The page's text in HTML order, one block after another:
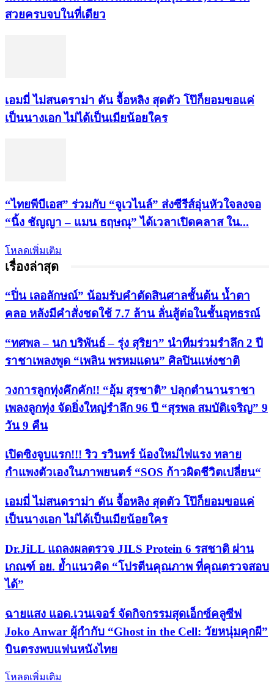
สวยครบจบในที่เดียว
เอมมี่ ไม่สนดราม่า ดัน จื้อหลิง สุดตัว โป๊ก็ยอมขอแค่
เป็นนางเอก ไม่ได้เป็นเมียน้อยใคร
“ไทยพีบีเอส” ร่วมกับ “จูเวไนล์” ส่งซีรีส์อุ่นหัวใจลงจอ
“นิ้ง ชัญญา – แมน ธฤษณุ” ได้เวลาเปิดคลาส ใน...
โหลดเพิ่มเติม
เรื่องล่าสุด
“ปิ่น เลอลักษณ์” น้อมรับคำตัดสินศาลชั้นต้น น้ำตา
คลอ หลังมีคำสั่งชดใช้ 7.7 ล้าน ลั่นสู้ต่อในชั้นอุทธรณ์
“ทศพล – นก บริพันธ์ – รุ่ง สุริยา” นำทีมร่วมรำลึก 2 ปี
ราชาเพลงพูด “เพลิน พรหมแดน” ศิลปินแห่งชาติ
วงการลูกทุ่งคึกคัก!! “อุ้ม สุรชาติ” ปลุกตำนานราชา
เพลงลูกทุ่ง จัดยิ่งใหญ่รำลึก 96 ปี “สุรพล สมบัติเจริญ” 9
วัน 9 คืน
เปิดซิงจูบแรก!!! ริว รวินทร์ น้องใหม่ไฟแรง ทลาย
กำแพงตัวเองในภาพยนตร์ “SOS ก้าวผิดชีวิตเปลี่ยน“
เอมมี่ ไม่สนดราม่า ดัน จื้อหลิง สุดตัว โป๊ก็ยอมขอแค่
เป็นนางเอก ไม่ได้เป็นเมียน้อยใคร
Dr.JiLL แถลงผลตรวจ JILS Protein 6 รสชาติ ผ่าน
เกณฑ์ อย. ย้ำแนวคิด “โปรตีนคุณภาพ ที่คุณตรวจสอบ
ได้”
ฉายแสง แอด.เวนเจอร์ จัดกิจกรรมสุดเอ็กซ์คลูซีฟ
Joko Anwar ผู้กำกับ “Ghost in the Cell: วัยหนุ่มคุกผี”
บินตรงพบแฟนหนังไทย
โหลดเพิ่มเติม